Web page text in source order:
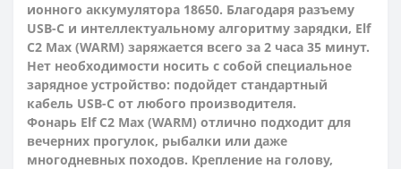
ионного аккумулятора 18650. Благодаря разъему
USB-C и интеллектуальному алгоритму зарядки, Elf
C2 Max (WARM) заряжается всего за 2 часа 35 минут.
Нет необходимости носить с собой специальное
зарядное устройство: подойдет стандартный
кабель USB-C от любого производителя.
Фонарь Elf C2 Max (WARM) отлично подходит для
вечерних прогулок, рыбалки или даже
многодневных походов. Крепление на голову,